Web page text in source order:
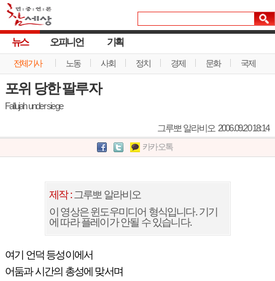
뉴스
전체기사 노동 사회 정치 경제 문화 국제
오피니언 기획
포위 당한 팔루자
Fallujah under siege
그루뽀 알라비오 2006.09.20 18:14
카카오톡
제작 :그루뽀 알라비오
이 영상은 윈도우미디어 형식입니다. 기기
에 따라 플레이가 안될 수 있습니다.
여기 언덕 등성이에서
어둠과 시간의 총성에 맞서며